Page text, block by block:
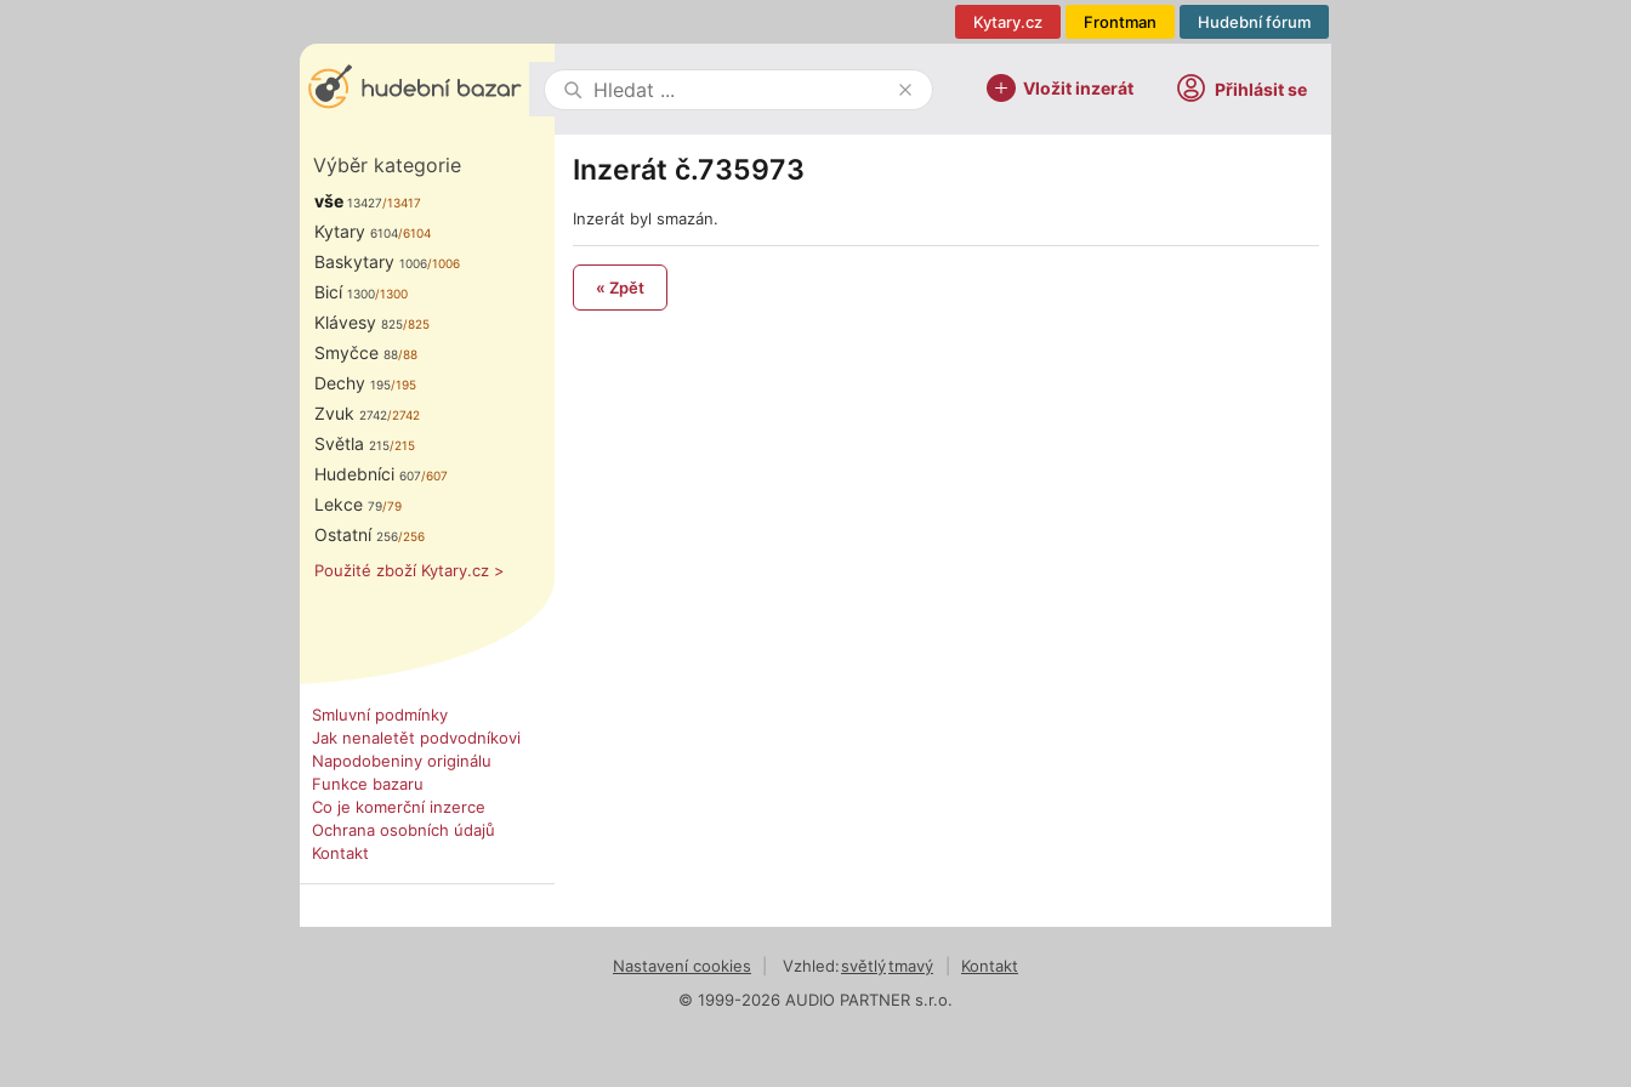
Hudební fórum
Frontman
Kytary.cz
Vložit inzerát Přihlásit se
Výběr kategorie
vše 13427/13417
Kytary 6104/6104
Baskytary 1006/1006
Bicí 1300/1300
Klávesy 825/825
Smyčce 88/88
Dechy 195/195
Zvuk 2742/2742
Světla 215/215
Hudebníci 607/607
Lekce 79/79
Ostatní 256/256
Použité zboží Kytary.cz >
Smluvní podmínky
Jak nenaletět podvodníkovi
Napodobeniny originálu
Funkce bazaru
Co je komerční inzerce
Ochrana osobních údajů
Kontakt
Inzerát č.735973
Inzerát byl smazán.
« Zpět
Nastavení cookies Vzhled:světlýtmavý
Kontakt
© 1999-2026 AUDIO PARTNER s.r.o.